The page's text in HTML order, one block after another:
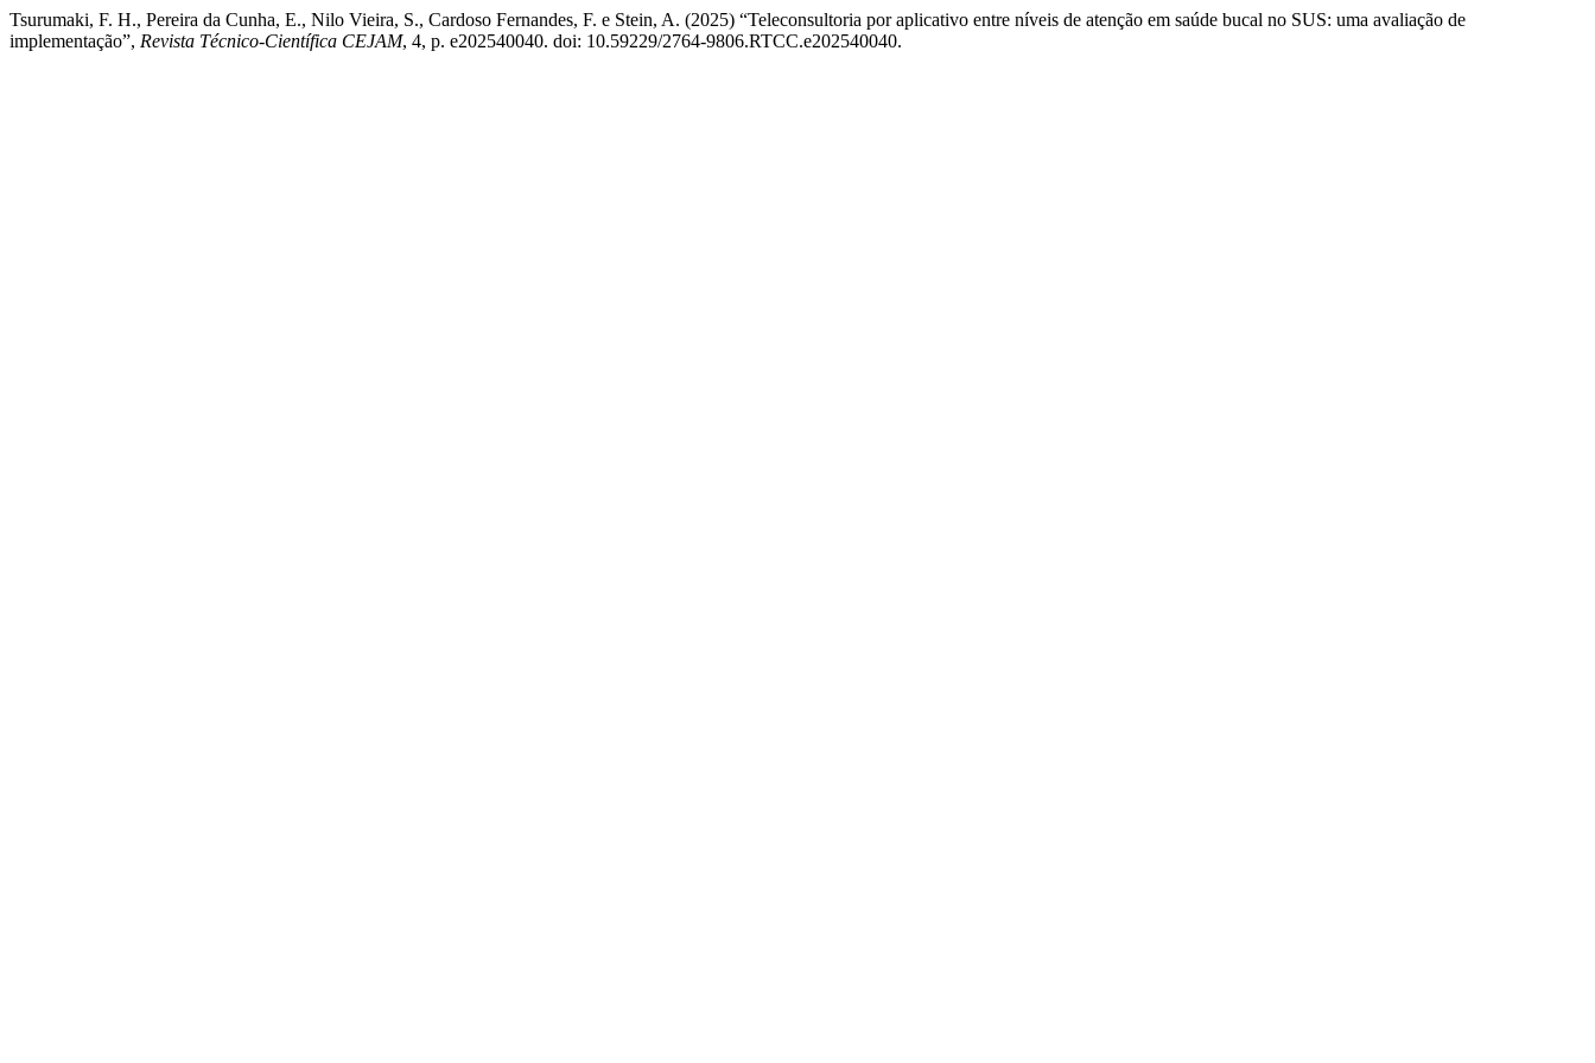
Tsurumaki, F. H., Pereira da Cunha, E., Nilo Vieira, S., Cardoso Fernandes, F. e Stein, A. (2025) “Teleconsultoria por aplicativo entre níveis de atenção em saúde bucal no SUS: uma avaliação de
implementação”, Revista Técnico-Científica CEJAM, 4, p. e202540040. doi: 10.59229/2764-9806.RTCC.e202540040.